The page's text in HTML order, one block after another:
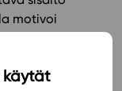
käytät
motivoi
pääsee